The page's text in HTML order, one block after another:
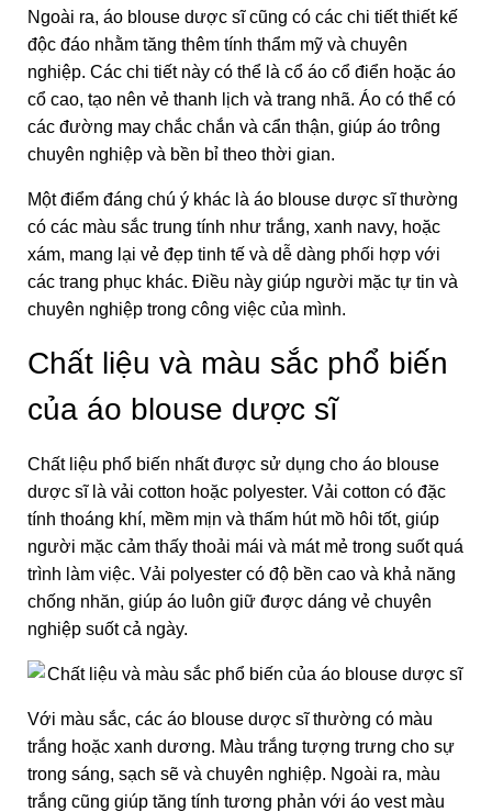
Ngoài ra, áo blouse dược sĩ cũng có các chi tiết thiết kế
độc đáo nhằm tăng thêm tính thẩm mỹ và chuyên
nghiệp. Các chi tiết này có thể là cổ áo cổ điển hoặc áo
cổ cao, tạo nên vẻ thanh lịch và trang nhã. Áo có thể có
các đường may chắc chắn và cẩn thận, giúp áo trông
chuyên nghiệp và bền bỉ theo thời gian.
Một điểm đáng chú ý khác là áo blouse dược sĩ thường
có các màu sắc trung tính như trắng, xanh navy, hoặc
xám, mang lại vẻ đẹp tinh tế và dễ dàng phối hợp với
các trang phục khác. Điều này giúp người mặc tự tin và
chuyên nghiệp trong công việc của mình.
Chất liệu và màu sắc phổ biến
của áo blouse dược sĩ
Chất liệu phổ biến nhất được sử dụng cho áo blouse
dược sĩ là vải cotton hoặc polyester. Vải cotton có đặc
tính thoáng khí, mềm mịn và thấm hút mồ hôi tốt, giúp
người mặc cảm thấy thoải mái và mát mẻ trong suốt quá
trình làm việc. Vải polyester có độ bền cao và khả năng
chống nhăn, giúp áo luôn giữ được dáng vẻ chuyên
nghiệp suốt cả ngày.
Với màu sắc, các áo blouse dược sĩ thường có màu
trắng hoặc xanh dương. Màu trắng tượng trưng cho sự
trong sáng, sạch sẽ và chuyên nghiệp. Ngoài ra, màu
trắng cũng giúp tăng tính tương phản với áo vest màu